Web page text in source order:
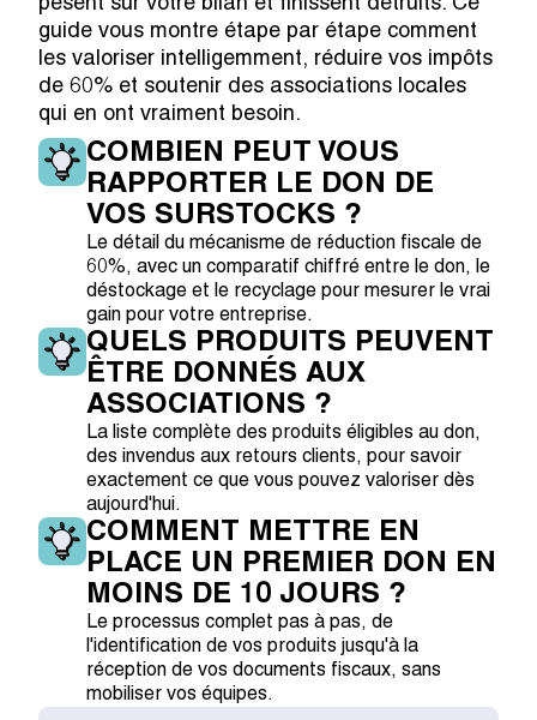
pèsent sur votre bilan et finissent détruits. Ce
guide vous montre étape par étape comment
les valoriser intelligemment, réduire vos impôts
de 60% et soutenir des associations locales
qui en ont vraiment besoin.
COMBIEN PEUT VOUS
RAPPORTER LE DON DE
VOS SURSTOCKS ?
Le détail du mécanisme de réduction fiscale de
60%, avec un comparatif chiffré entre le don, le
déstockage et le recyclage pour mesurer le vrai
gain pour votre entreprise.
QUELS PRODUITS PEUVENT
ÊTRE DONNÉS AUX
ASSOCIATIONS ?
La liste complète des produits éligibles au don,
des invendus aux retours clients, pour savoir
exactement ce que vous pouvez valoriser dès
aujourd'hui.
COMMENT METTRE EN
PLACE UN PREMIER DON EN
MOINS DE 10 JOURS ?
Le processus complet pas à pas, de
l'identification de vos produits jusqu'à la
réception de vos documents fiscaux, sans
mobiliser vos équipes.